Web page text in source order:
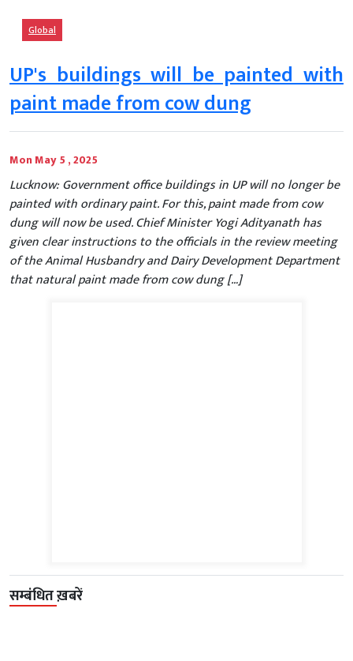
Global
UP's buildings will be painted with
paint made from cow dung
Mon May 5 , 2025
Lucknow: Government office buildings in UP will no longer be
painted with ordinary paint. For this, paint made from cow
dung will now be used. Chief Minister Yogi Adityanath has
given clear instructions to the officials in the review meeting
of the Animal Husbandry and Dairy Development Department
that natural paint made from cow dung […]
सम्बंधित ख़बरें